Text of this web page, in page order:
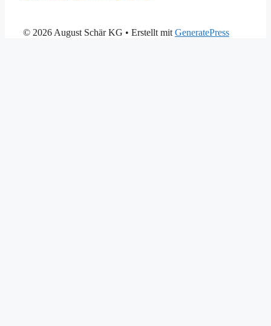
© 2026 August Schär KG • Erstellt mit GeneratePress